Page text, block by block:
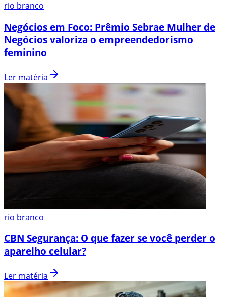
rio branco
Negócios em Foco: Prêmio Sebrae Mulher de
Negócios valoriza o empreendedorismo
feminino
Ler matéria
rio branco
CBN Segurança: O que fazer se você perder o
aparelho celular?
Ler matéria